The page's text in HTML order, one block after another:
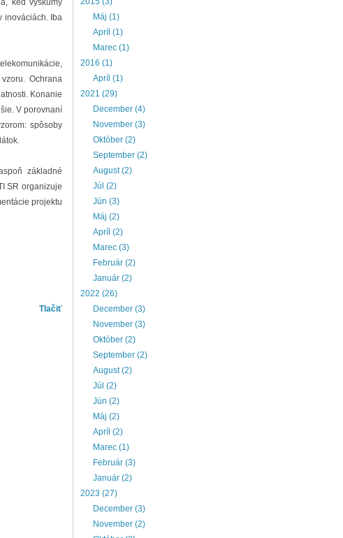
keď výskumy
inováciách. Iba
Ochrana
Konanie
V porovnaní
spôsoby
základné
SR organizuje
projektu
Tlačiť
Máj (1)
Apríl (1)
Marec (1)
2016 (1)
Apríl (1)
2021 (29)
December (4)
November (3)
Október (2)
September (2)
August (2)
Júl (2)
Jún (3)
Máj (2)
Apríl (2)
Marec (3)
Február (2)
Január (2)
2022 (26)
December (3)
November (3)
Október (2)
September (2)
August (2)
Júl (2)
Jún (2)
Máj (2)
Apríl (2)
Marec (1)
Február (3)
Január (2)
2023 (27)
December (3)
November (2)